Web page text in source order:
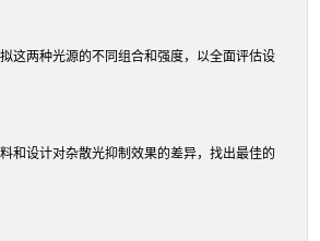
这两种光源的不同组合和强度，以全面评估设
和设计对杂散光抑制效果的差异，找出最佳的